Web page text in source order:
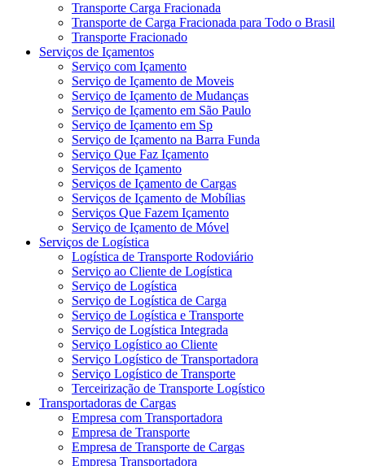
Transporte Carga Fracionada
Transporte de Carga Fracionada para Todo o Brasil
Transporte Fracionado
Serviços de Içamentos
Serviço com Içamento
Serviço de Içamento de Moveis
Serviço de Içamento de Mudanças
Serviço de Içamento em São Paulo
Serviço de Içamento em Sp
Serviço de Içamento na Barra Funda
Serviço Que Faz Içamento
Serviços de Içamento
Serviços de Içamento de Cargas
Serviços de Içamento de Mobílias
Serviços Que Fazem Içamento
Serviço de Içamento de Móvel
Serviços de Logística
Logística de Transporte Rodoviário
Serviço ao Cliente de Logística
Serviço de Logística
Serviço de Logística de Carga
Serviço de Logística e Transporte
Serviço de Logística Integrada
Serviço Logístico ao Cliente
Serviço Logístico de Transportadora
Serviço Logístico de Transporte
Terceirização de Transporte Logístico
Transportadoras de Cargas
Empresa com Transportadora
Empresa de Transporte
Empresa de Transporte de Cargas
Empresa Transportadora